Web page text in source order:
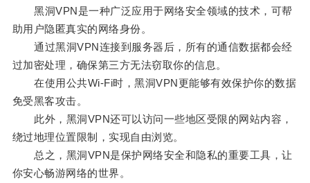
黑洞VPN是一种广泛应用于网络安全领域的技术，可帮
助用户隐匿真实的网络身份。
通过黑洞VPN连接到服务器后，所有的通信数据都会经
过加密处理，确保第三方无法窃取你的信息。
在使用公共Wi-Fi时，黑洞VPN更能够有效保护你的数据
免受黑客攻击。
此外，黑洞VPN还可以访问一些地区受限的网站内容，
绕过地理位置限制，实现自由浏览。
总之，黑洞VPN是保护网络安全和隐私的重要工具，让
你安心畅游网络的世界。